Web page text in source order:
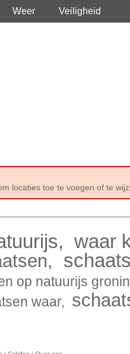
Weer Veiligheid
locaties toe te voegen of te
, waar
,
op natuurijs
waar,